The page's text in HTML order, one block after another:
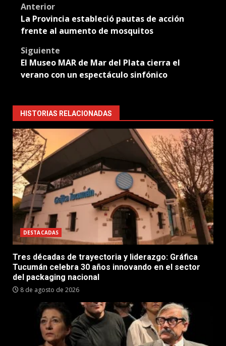
Post
navigation
Anterior
La Provincia estableció pautas de acción
frente al aumento de mosquitos
Siguiente
El Museo MAR de Mar del Plata cierra el
verano con un espectáculo sinfónico
HISTORIAS RELACIONADAS
DESTACADAS
Tres décadas de trayectoria y liderazgo: Gráfica
Tucumán celebra 30 años innovando en el sector
del packaging nacional
8 de agosto de 2026